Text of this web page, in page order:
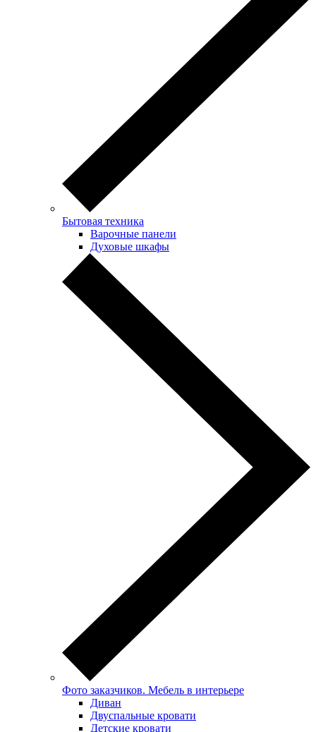
Бытовая техника
Варочные панели
Духовые шкафы
Фото заказчиков. Мебель в интерьере
Диван
Двуспальные кровати
Детские кровати